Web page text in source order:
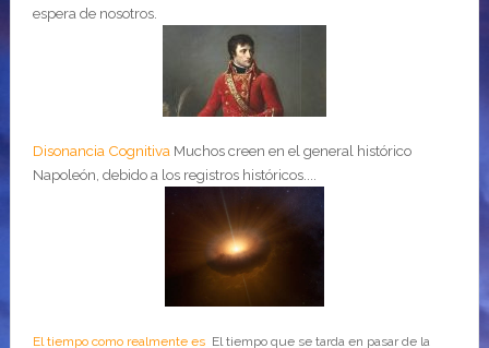
espera de nosotros.
Disonancia Cognitiva Muchos creen en el general histórico
Napoleón, debido a los registros históricos....
El tiempo como realmente esEl tiempo que se tarda en pasar de la